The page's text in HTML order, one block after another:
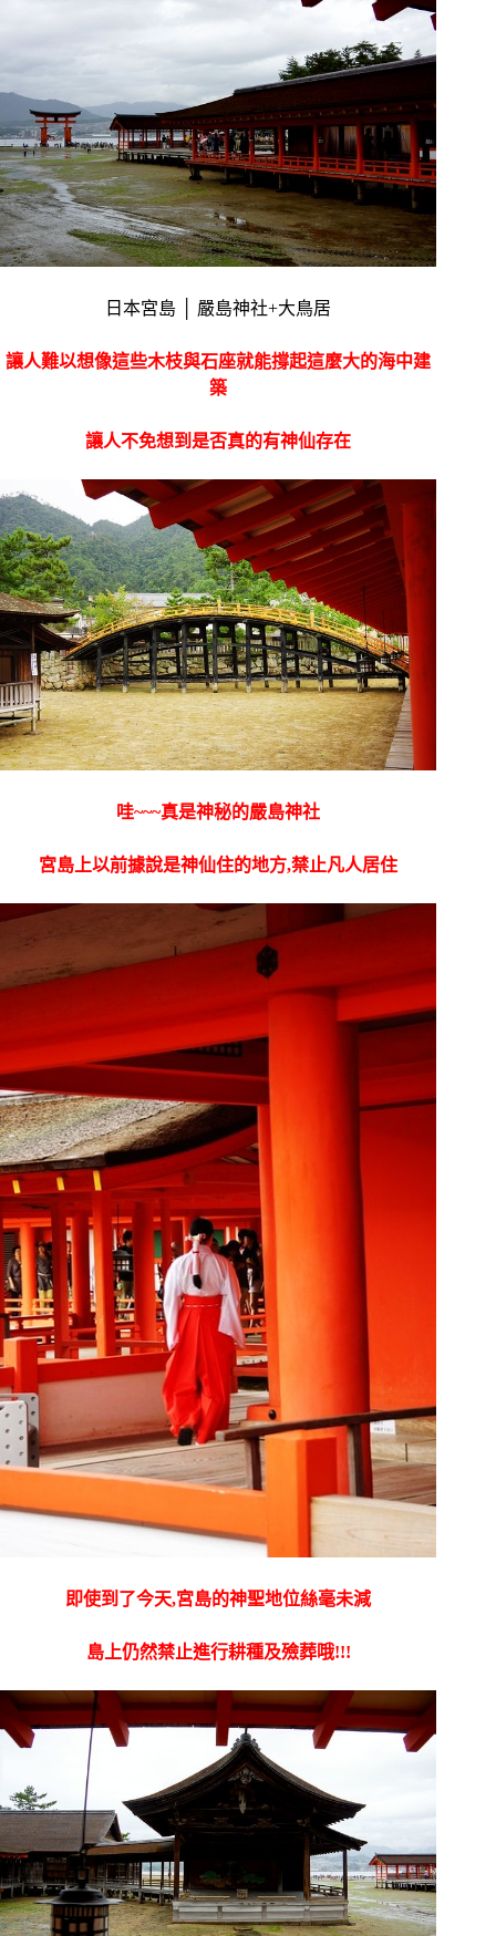
日本宮島 │ 嚴島神社+大鳥居
讓人難以想像這些木枝與石座就能撐起這麼大的海中建
築
讓人不免想到是否真的有神仙存在
哇~~~真是神秘的嚴島神社
宮島上以前據說是神仙住的地方,禁止凡人居住
即使到了今天,宮島的神聖地位絲毫未減
島上仍然禁止進行耕種及殮葬哦!!!